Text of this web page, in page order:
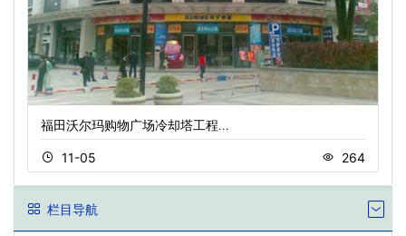
福田沃尔玛购物广场冷却塔工程…
11-05 264
栏目导航